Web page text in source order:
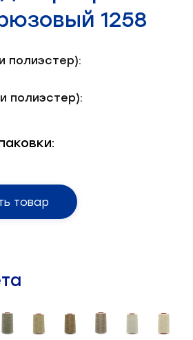
оборудования
1258
полиэстер):
полиэстер):
товар